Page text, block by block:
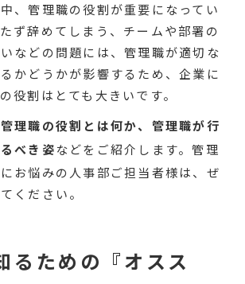
、管理職の役割が重要になってい
ず辞めてしまう、チームや部署の
などの問題には、管理職が適切な
かどうかが影響するため、企業に
役割はとても大きいです。
管理職の役割とは何か、管理職が行
べき姿などをご紹介します。管理
お悩みの人事部ご担当者様は、ぜ
ください。
るための『オスス